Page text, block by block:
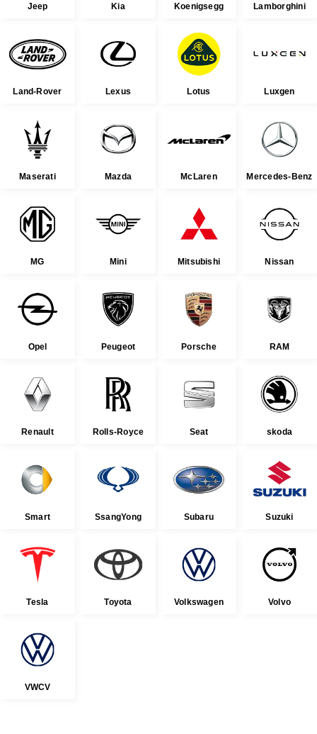
Jeep Kia Koenigsegg Lamborghini
Land-Rover Lexus Lotus Luxgen
Maserati Mazda McLaren Mercedes-Benz
MG Mini Mitsubishi Nissan
Opel Peugeot Porsche RAM
Renault Rolls-Royce Seat skoda
Smart SsangYong Subaru Suzuki
Tesla Toyota Volkswagen Volvo
VWCV